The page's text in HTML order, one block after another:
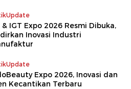
& IGT Expo 2026 Resmi Dibuka,
Inovasi Industri
Expo 2026, Inovasi dan
Kecantikan Terbaru